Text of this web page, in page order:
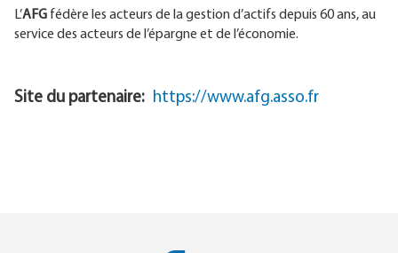
L’AFG fédère les acteurs de la gestion d’actifs depuis 60 ans, au
service des acteurs de l’épargne et de l’économie.
Site du partenaire https://www.afg.asso.fr